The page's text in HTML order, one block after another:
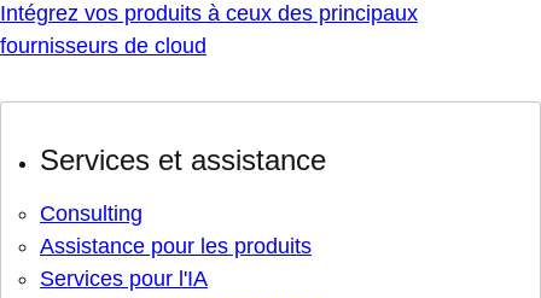
Intégrez vos produits à ceux des principaux
fournisseurs de cloud
Services et assistance
Consulting
Assistance pour les produits
Services pour l'IA